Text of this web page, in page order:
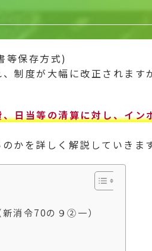
等保存方式)
制度が大幅に改正されま
日当等の清算に対し、イ
かを詳しく解説していきます
消令70の９②一）